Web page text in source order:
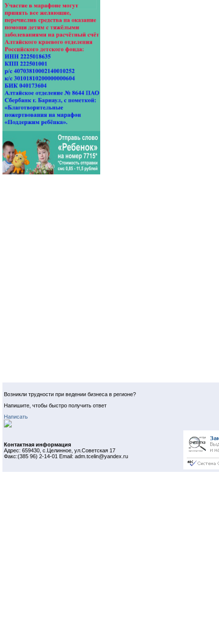
Возникли трудности при ведении бизнеса в регионе?
Напишите, чтобы быстро получить ответ
Написать
Контактная информация
Адрес: 659430, с.Целинное, ул.Советская 17
Факс:(385 96) 2-14-01 Email: adm.tcelin@yandex.ru